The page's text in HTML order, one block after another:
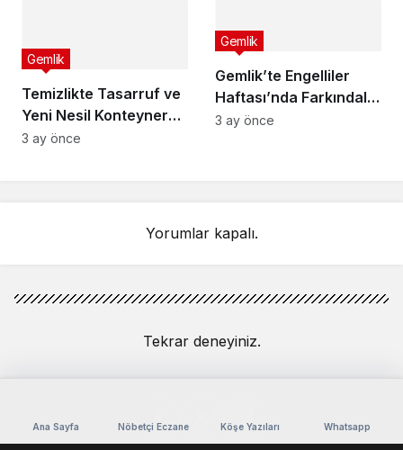
Temizlikte Tasarruf ve
Yeni Nesil Konteyner
Dönüşümü
Gemlik
3 ay önce
Gemlik’te Engelliler
Haftası’nda Farkındalık
Söyleşisi
Gemlik
3 ay önce
Yorumlar kapalı.
Tekrar deneyiniz.
Ana Sayfa Nöbetçi Eczane Köşe Yazıları Whatsapp